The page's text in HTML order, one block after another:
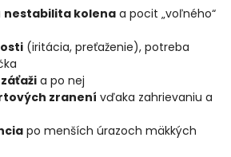
nestabilita kolena a pocit „voľného“
(iritácia, preťaženie), potreba
a po nej
zranení vďaka zahrievaniu a
po menších úrazoch mäkkých